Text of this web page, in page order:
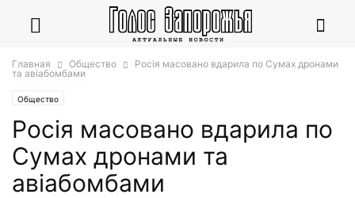
Главная Общество
Росія масовано вдарила по Сумах дронами
та авіабомбами
Общество
Росія масовано вдарила по
Сумах дронами та
авіабомбами